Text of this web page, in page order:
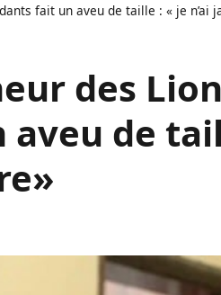
fait un aveu de taille : « je n’ai
des
de